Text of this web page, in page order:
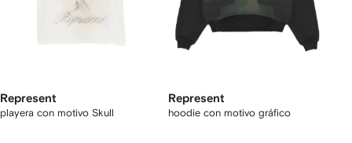
Represent
playera con motivo Skull
Represent
hoodie con motivo gráfico